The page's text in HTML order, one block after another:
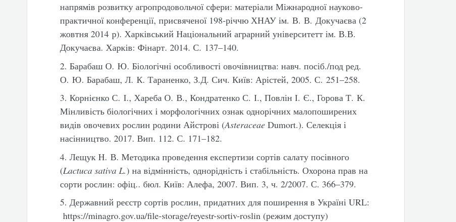
напрямів розвитку агропродовольчої сфери: матеріали Міжнародної науково-
практичної конференції, присвяченої 198-річчю ХНАУ ім. В. В. Докучаєва (2
жовтня 2014 р). Харківський Національний аграрний університетт ім. В.В.
Докучаєва. Харків: Фінарт. 2014. С. 137–140.
2. Барабаш О. Ю. Біологічні особливості овочівництва: навч. посіб./под ред.
О. Ю. Барабаш, Л. К. Тараненко, З.Д. Сич. Київ: Арістей, 2005. С. 251–258.
3. Корнієнко С. І., Хареба О. В., Кондратенко С. І., Повлін І. Є., Горова Т. К.
Мінливість біологічних і морфологічних ознак однорічних малопоширених
видів овочевих рослин родини Айстрові (Asteraceae Dumort.). Селекція і
насінництво. 2017. Вип. 112. С. 171–182.
4. Лещук Н. В. Методика проведення експертизи сортів салату посівного
(Lactuca sativa L.) на відмінність, однорідність і стабільність. Охорона прав на
сорти рослин: офіц.. бюл. Київ: Алефа, 2007. Вип. 3, ч. 2/2007. С. 366–379.
5. Державний реєстр сортів рослин, придатних для поширення в Україні URL:
https://minagro.gov.ua/file-storage/reyestr-sortiv-roslin (режим доступу)